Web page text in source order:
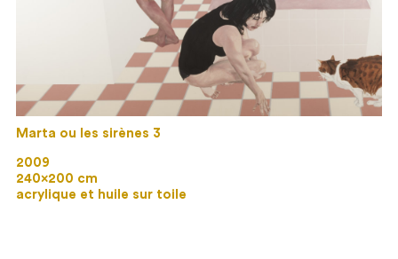
Marta ou les sirènes 3
2009
240×200 cm
acrylique et huile sur toile